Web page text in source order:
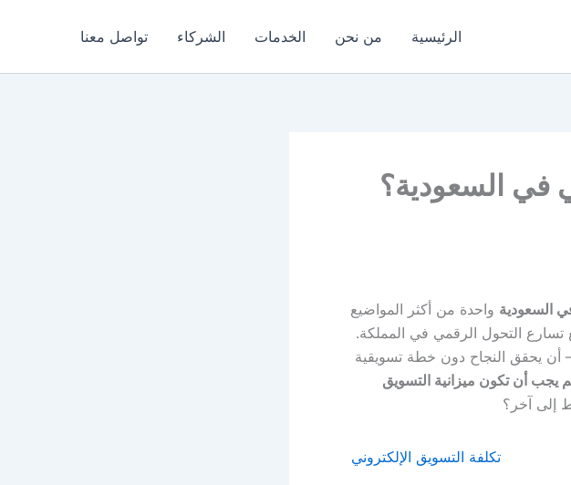
الرئيسية من نحن الخدمات الشركاء تواصل معنا
في السعودية؟
السعودية واحدة من أكثر المواضيع
التحول الرقمي في المملكة.
أن يحقق النجاح دون خطة تسويقية
يجب أن تكون ميزانية التسويق
إلى آخر؟